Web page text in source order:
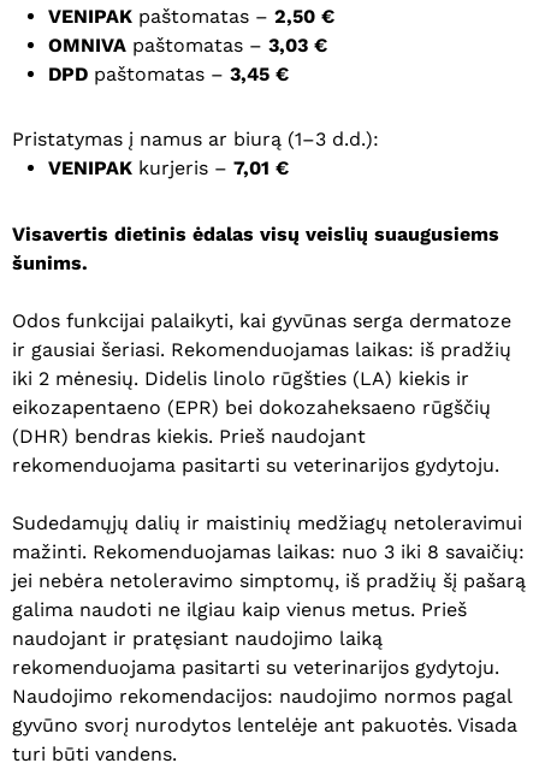
VENIPAK paštomatas – 2,50 €
OMNIVA paštomatas – 3,03 €
DPD paštomatas – 3,45 €
Pristatymas į namus ar biurą (1–3 d.d.):
VENIPAK kurjeris – 7,01 €
Visavertis dietinis ėdalas visų veislių suaugusiems
šunims.
Odos funkcijai palaikyti, kai gyvūnas serga dermatoze
ir gausiai šeriasi. Rekomenduojamas laikas: iš pradžių
iki 2 mėnesių. Didelis linolo rūgšties (LA) kiekis ir
eikozapentaeno (EPR) bei dokozaheksaeno rūgščių
(DHR) bendras kiekis. Prieš naudojant
rekomenduojama pasitarti su veterinarijos gydytoju.
Sudedamųjų dalių ir maistinių medžiagų netoleravimui
mažinti. Rekomenduojamas laikas: nuo 3 iki 8 savaičių:
jei nebėra netoleravimo simptomų, iš pradžių šį pašarą
galima naudoti ne ilgiau kaip vienus metus. Prieš
naudojant ir pratęsiant naudojimo laiką
rekomenduojama pasitarti su veterinarijos gydytoju.
Naudojimo rekomendacijos: naudojimo normos pagal
gyvūno svorį nurodytos lentelėje ant pakuotės. Visada
turi būti vandens.